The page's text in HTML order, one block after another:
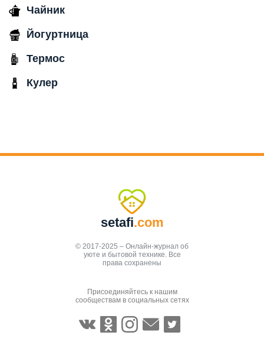
Чайник
Йогуртница
Термос
Кулер
setafi.com
© 2017-2025 – Онлайн-журнал об
уюте и бытовой технике. Все
права сохранены
Присоединяйтесь к нашим
сообществам в социальных сетях